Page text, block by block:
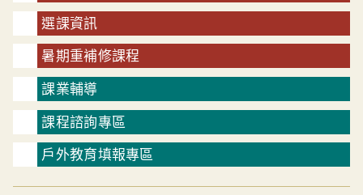
選課資訊
暑期重補修課程
課業輔導
課程諮詢專區
戶外教育填報專區